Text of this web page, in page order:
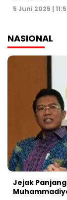
5 Juni 2025 |
NASIONAL
Jejak